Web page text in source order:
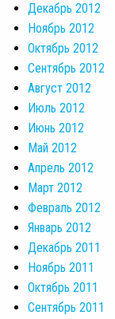
Декабрь 2012
Ноябрь 2012
Октябрь 2012
Сентябрь 2012
Август 2012
Июль 2012
Июнь 2012
Май 2012
Апрель 2012
Март 2012
Февраль 2012
Январь 2012
Декабрь 2011
Ноябрь 2011
Октябрь 2011
Сентябрь 2011